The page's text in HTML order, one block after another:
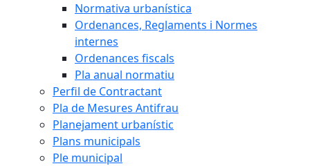
Normativa urbanística
Ordenances, Reglaments i Normes
internes
Ordenances fiscals
Pla anual normatiu
Perfil de Contractant
Pla de Mesures Antifrau
Planejament urbanístic
Plans municipals
Ple municipal